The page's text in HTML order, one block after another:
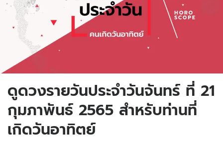
ดูดวงรายวันประจำวันจันทร์ ที่ 21
กุมภาพันธ์ 2565 สำหรับท่านที่
เกิดวันอาทิตย์